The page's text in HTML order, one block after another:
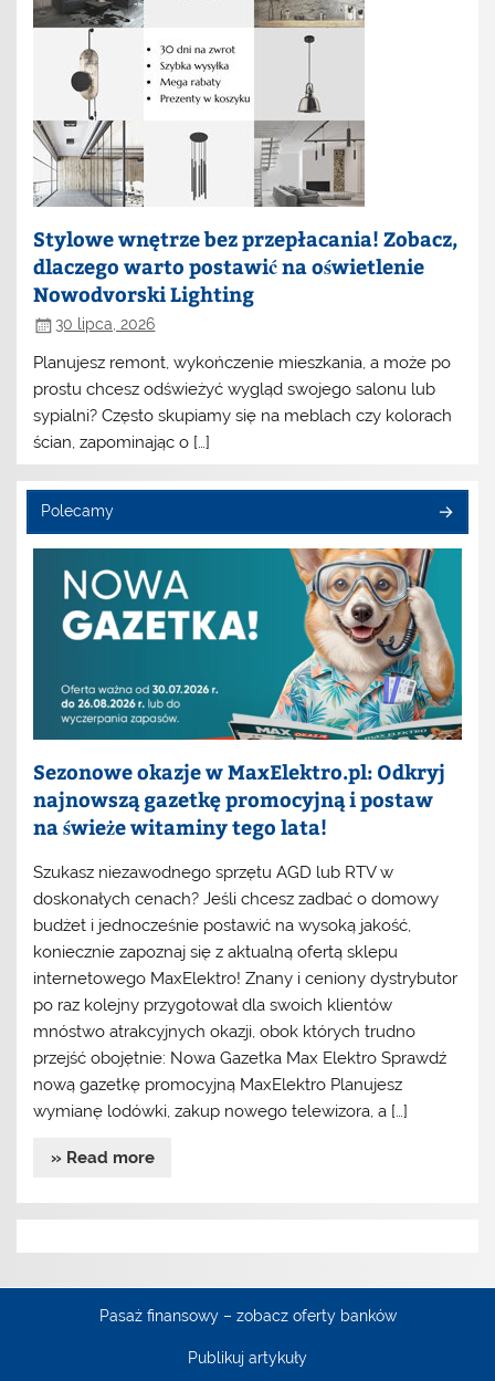
Stylowe wnętrze bez przepłacania! Zobacz,
dlaczego warto postawić na oświetlenie
Nowodvorski Lighting
30 lipca, 2026
Planujesz remont, wykończenie mieszkania, a może po
prostu chcesz odświeżyć wygląd swojego salonu lub
sypialni? Często skupiamy się na meblach czy kolorach
ścian, zapominając o […]
Polecamy
Sezonowe okazje w MaxElektro.pl: Odkryj
najnowszą gazetkę promocyjną i postaw
na świeże witaminy tego lata!
Szukasz niezawodnego sprzętu AGD lub RTV w
doskonałych cenach? Jeśli chcesz zadbać o domowy
budżet i jednocześnie postawić na wysoką jakość,
koniecznie zapoznaj się z aktualną ofertą sklepu
internetowego MaxElektro! Znany i ceniony dystrybutor
po raz kolejny przygotował dla swoich klientów
mnóstwo atrakcyjnych okazji, obok których trudno
przejść obojętnie: Nowa Gazetka Max Elektro Sprawdź
nową gazetkę promocyjną MaxElektro Planujesz
wymianę lodówki, zakup nowego telewizora, a […]
» Read more
Pasaż finansowy – zobacz oferty banków
Publikuj artykuły